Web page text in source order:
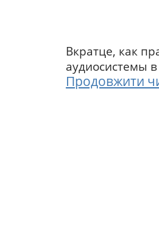
Вкратце, как
аудиосистемы
Продовжити